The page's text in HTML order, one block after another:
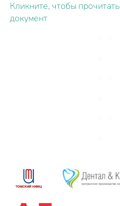
Кликните, чтобы прочитать
документ